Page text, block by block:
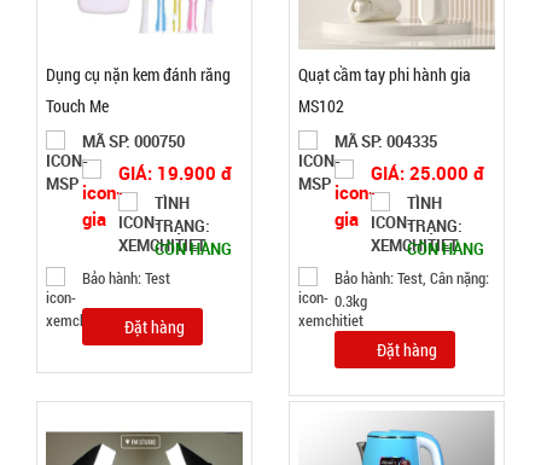
Chiếu tấm
bạc Ngủ du
lịch văn
T50, full vat
)
002369
GIÁ:
25.000 đ
TÌNH
TRẠNG:
CÒN HÀNG
Bảo
Dụng cụ nặn kem đánh răng
Touch Me
MÃ SP: 000750
GIÁ: 19.900 đ
TÌNH
TRẠNG:
CÒN HÀNG
Bảo hành: Test
Đặt hàng
Quạt cầm tay phi hành gia
MS102
MÃ SP: 004335
GIÁ: 25.000 đ
TÌNH
TRẠNG:
CÒN HÀNG
Bảo hành: Test, Cân nặng:
0.3kg
Đặt hàng